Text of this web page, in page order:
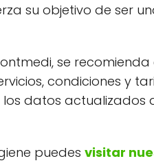
su objetivo de ser
se
condiciones y
datos
puedes visitar